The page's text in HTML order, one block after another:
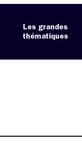
Les grandes
thématiques